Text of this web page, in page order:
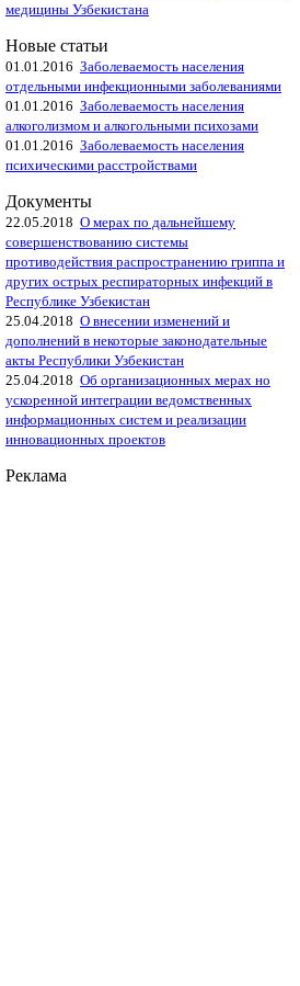
медицины Узбекистана
Новые статьи
01.01.2016 Заболеваемость населения
отдельными инфекционными заболеваниями
01.01.2016 Заболеваемость населения
алкоголизмом и алкогольными психозами
01.01.2016 Заболеваемость населения
психическими расстройствами
Документы
22.05.2018 О мерах по дальнейшему
совершенствованию системы
противодействия распространению гриппа и
других острых респираторных инфекций в
Республике Узбекистан
25.04.2018 О внесении изменений и
дополнений в некоторые законодательные
акты Республики Узбекистан
25.04.2018 Об организационных мерах но
ускоренной интеграции ведомственных
информационных систем и реализации
инновационных проектов
Реклама